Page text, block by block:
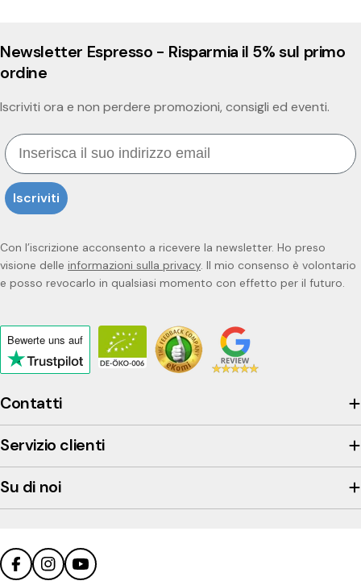
Contatti
Servizio clienti
Su di noi
Newsletter Espresso - Risparmia il 5% sul primo
ordine
Iscriviti ora e non perdere promozioni, consigli ed eventi.
Email
Iscriviti
Con l’iscrizione acconsento a ricevere la newsletter. Ho preso
visione delle informazioni sulla privacy. Il mio consenso è volontario
e posso revocarlo in qualsiasi momento con effetto per il futuro.
Bewerte uns auf
Click
to
view
the
company's
Trustpilot
profile
FacebookInstagramYouTube